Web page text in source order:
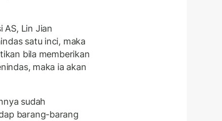
AS, Lin Jian
satu inci, maka
bila memberikan
maka ia akan
sudah
barang-barang